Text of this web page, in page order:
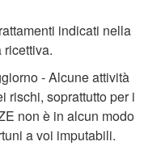
indicati nella
- Alcune attività
rischi, soprattutto per i
non è in alcun modo
a voi imputabili.